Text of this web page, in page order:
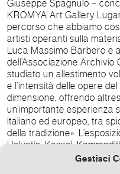
Gestisci
Giuseppe Spagnulo –
KROMYA Art Gallery
percorso che abbiamo
artisti operanti sulla
Luca Massimo Barbero e
dell’Associazione Archivio
studiato un allestimento
e l’intensità delle opere
dimensione, offrendo
un’importante esperienza
italiano ed europeo, tra
della tradizione».
Helvetia, Kessel,
Investments, OLG Fine